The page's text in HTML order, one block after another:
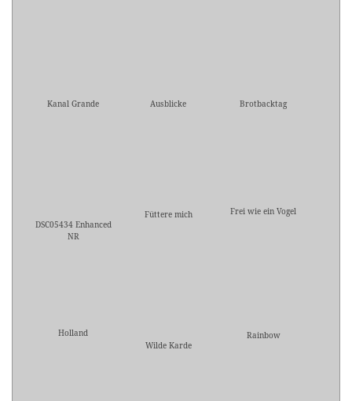
Kanal Grande Ausblicke Brotbacktag
DSC05434 Enhanced
NR
Füttere mich Frei wie ein Vogel
Holland
Wilde Karde
Rainbow